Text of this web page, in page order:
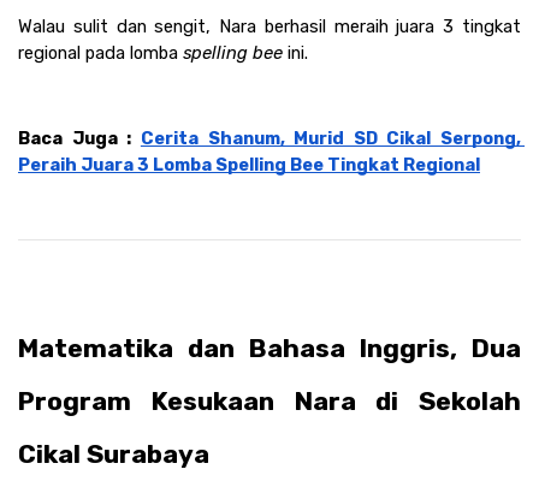
Walau sulit dan sengit, Nara berhasil meraih juara 3 tingkat
regional pada lomba spelling bee ini.
Baca Juga : Cerita Shanum, Murid SD Cikal Serpong,
Peraih Juara 3 Lomba Spelling Bee Tingkat Regional
Matematika dan Bahasa Inggris, Dua
Program Kesukaan Nara di Sekolah
Cikal Surabaya